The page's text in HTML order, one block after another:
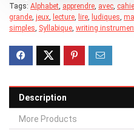
Tags: Alphabet, apprendre, avec,
grande, jeux, lecture, lire, ludiques,
simples, Syllabique, writing
Description
More Products